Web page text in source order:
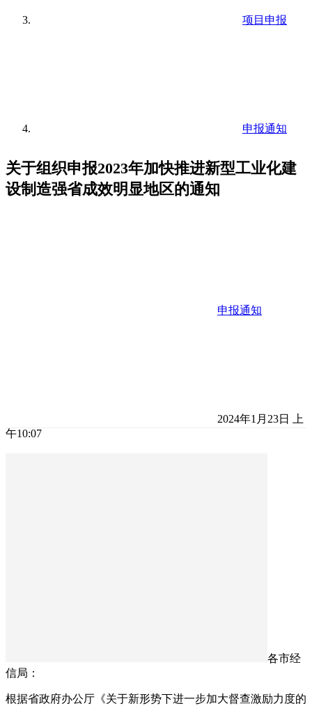
项目申报
申报通知
关于组织申报2023年加快推进新型工业化建
设制造强省成效明显地区的通知
申报通知
2024年1月23日 上
午10:07
各市经
信局：
根据省政府办公厅《关于新形势下进一步加大督查激励力度的